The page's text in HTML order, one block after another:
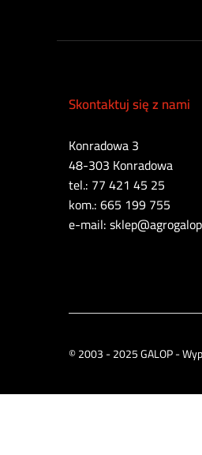
Skontaktuj się z nami
Konradowa 3
48-303 Konradowa
tel.: 77 421 45 25
kom.: 665 199 755
e-mail:
© 2003 - 2025 GALOP -